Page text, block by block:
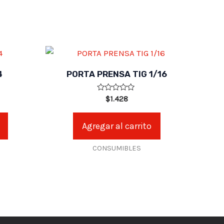
PORTA PRENSA TIG 1/16
Valorado
0
5
$1.428
Agregar al carrito
CONSUMIBLES